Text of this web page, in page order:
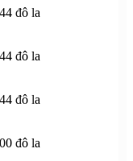
đô la
đô la
đô la
đô la